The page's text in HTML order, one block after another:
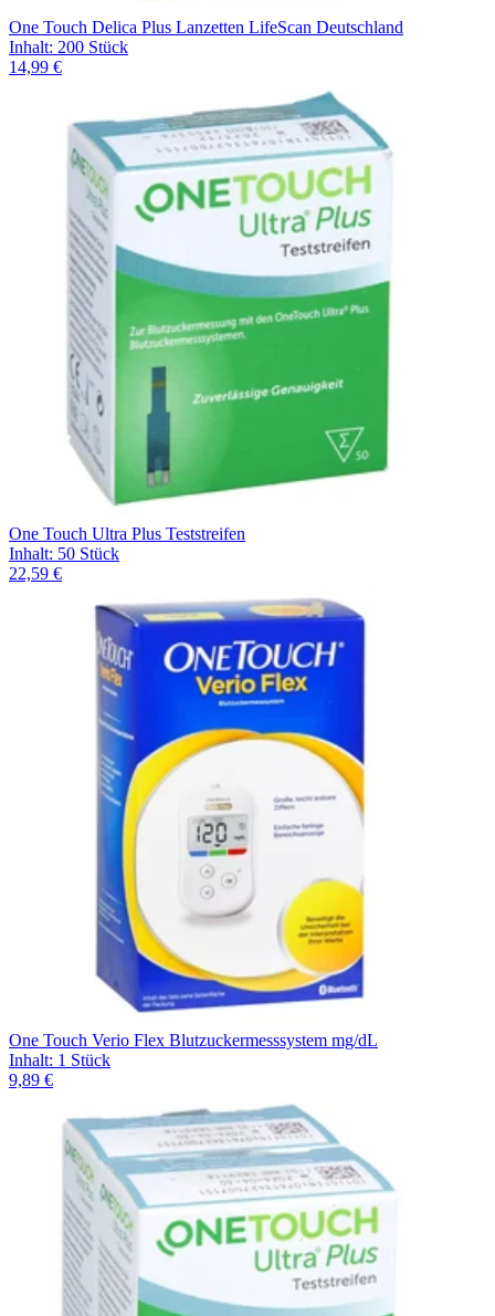
One Touch Delica Plus Lanzetten LifeScan Deutschland
Inhalt: 200 Stück
14,99 €
One Touch Ultra Plus Teststreifen
Inhalt: 50 Stück
22,59 €
One Touch Verio Flex Blutzuckermesssystem mg/dL
Inhalt: 1 Stück
9,89 €